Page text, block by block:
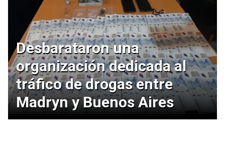
Desbarataron una
organización dedicada al
tráfico de drogas entre
Madryn y Buenos Aires